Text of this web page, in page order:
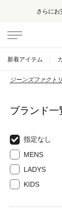
さらにお
新着アイテム
ジーンズファクト
ブランド一
指定なし
MENS
LADYS
KIDS